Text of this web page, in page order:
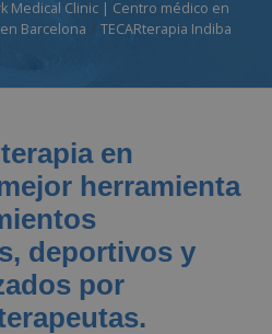
Medical Clinic | Centro médico en
Barcelona TECARterapia Indiba
en
herramienta
deportivos y
por